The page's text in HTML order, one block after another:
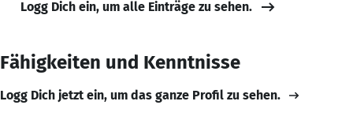
Logg Dich ein, um alle Einträge zu sehen.
Fähigkeiten und Kenntnisse
Logg Dich jetzt ein, um das ganze Profil zu sehen.